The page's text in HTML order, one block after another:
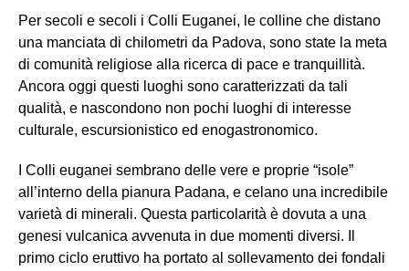
Per secoli e secoli i Colli Euganei, le colline che distano
una manciata di chilometri da Padova, sono state la meta
di comunità religiose alla ricerca di pace e tranquillità.
Ancora oggi questi luoghi sono caratterizzati da tali
qualità, e nascondono non pochi luoghi di interesse
culturale, escursionistico ed enogastronomico.
I Colli euganei sembrano delle vere e proprie “isole”
all’interno della pianura Padana, e celano una incredibile
varietà di minerali. Questa particolarità è dovuta a una
genesi vulcanica avvenuta in due momenti diversi. Il
primo ciclo eruttivo ha portato al sollevamento dei fondali